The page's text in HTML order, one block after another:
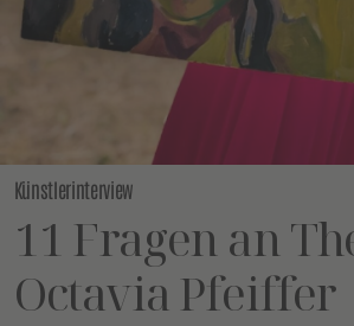
Künstlerinterview
11 Fragen an
Octavia Pfeiffer